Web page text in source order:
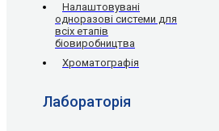
Налаштовувані
одноразові системи для
всіх етапів
біовиробництва
Хроматографія
Лабораторія